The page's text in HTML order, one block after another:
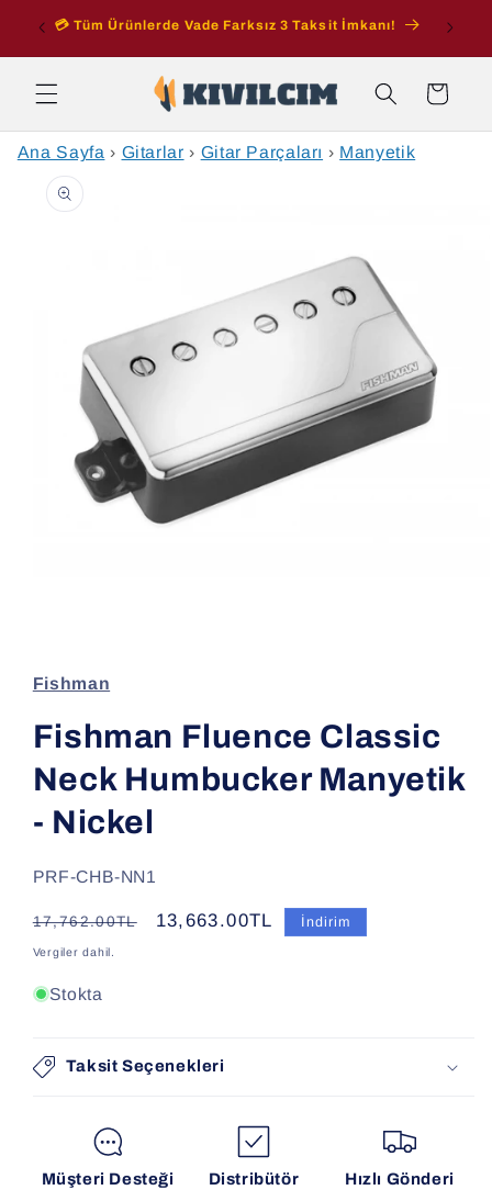
İçeriğe
atla
💳 Tüm Ürünlerde Vade Farksız 3 Taksit İmkanı!
Sepet
Ana Sayfa › Gitarlar › Gitar Parçaları › Manyetik
Ürün
bilgisine
atla
oynatın
Fishman
Fishman Fluence Classic
Neck Humbucker Manyetik
- Nickel
SKU:
PRF-CHB-NN1
Normal
fiyat
17,762.00TL
İndirimli
13,663.00TL İndirim
Vergiler dahil.
Stokta
Taksit Seçenekleri
Müşteri Desteği
Distribütör
Hızlı Gönderi